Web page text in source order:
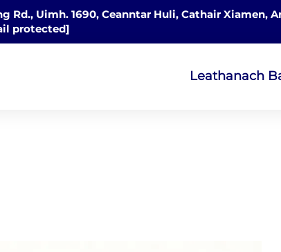
Rd., Uimh. 1690, Ceanntar Huli, Cathair Xiamen,
protected]
Leathanach